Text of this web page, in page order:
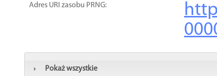
Adres URI zasobu PRNG:
Pokaż wszystkie